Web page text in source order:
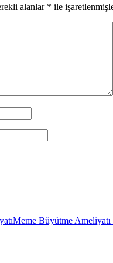
alanlar * ile
Meme Büyütme